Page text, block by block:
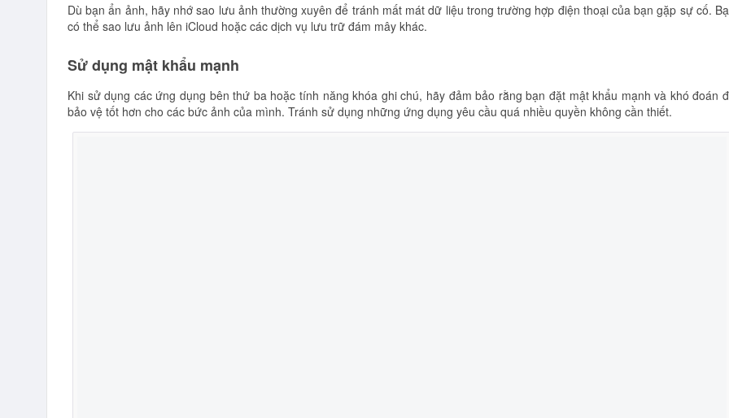
Dù bạn ẩn ảnh, hãy nhớ sao lưu ảnh thường xuyên để tránh mất mát dữ liệu trong trường hợp điện thoại của bạn gặp sự cố.
có thể sao lưu ảnh lên iCloud hoặc các dịch vụ lưu trữ đám mây khác.
Sử dụng mật khẩu mạnh
Khi sử dụng các ứng dụng bên thứ ba hoặc tính năng khóa ghi chú, hãy đảm bảo rằng bạn đặt mật khẩu mạnh và khó đoán
bảo vệ tốt hơn cho các bức ảnh của mình. Tránh sử dụng những ứng dụng yêu cầu quá nhiều quyền không cần thiết.